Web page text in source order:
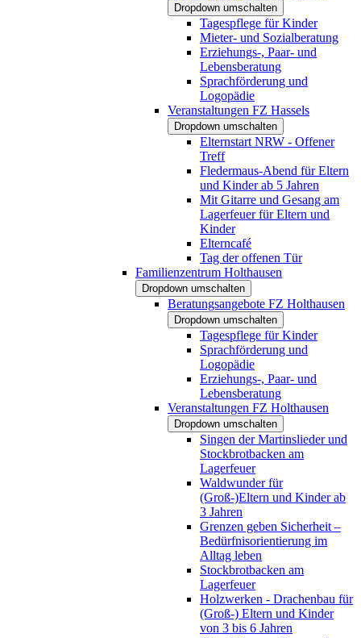
Dropdown umschalten
Tagespflege für Kinder
Mieter- und Sozialberatung
Erziehungs-, Paar- und
Lebensberatung
Sprachförderung und
Logopädie
Veranstaltungen FZ Hassels
Dropdown umschalten
Elternstart NRW - Offener
Treff
Fledermaus-Abend für Eltern
und Kinder ab 5 Jahren
Mit Gitarre und Gesang am
Lagerfeuer für Eltern und
Kinder
Elterncafé
Tag der offenen Tür
Familienzentrum Holthausen
Dropdown umschalten
Beratungsangebote FZ Holthausen
Dropdown umschalten
Tagespflege für Kinder
Sprachförderung und
Logopädie
Erziehungs-, Paar- und
Lebensberatung
Veranstaltungen FZ Holthausen
Dropdown umschalten
Singen der Martinslieder und
Stockbrotbacken am
Lagerfeuer
Waldwunder für
(Groß-)Eltern und Kinder ab
3 Jahren
Grenzen geben Sicherheit –
Bedürfnisorientierung im
Alltag leben
Stockbrotbacken am
Lagerfeuer
Holzwerken - Drachenbau für
(Groß-) Eltern und Kinder
von 3 bis 6 Jahren